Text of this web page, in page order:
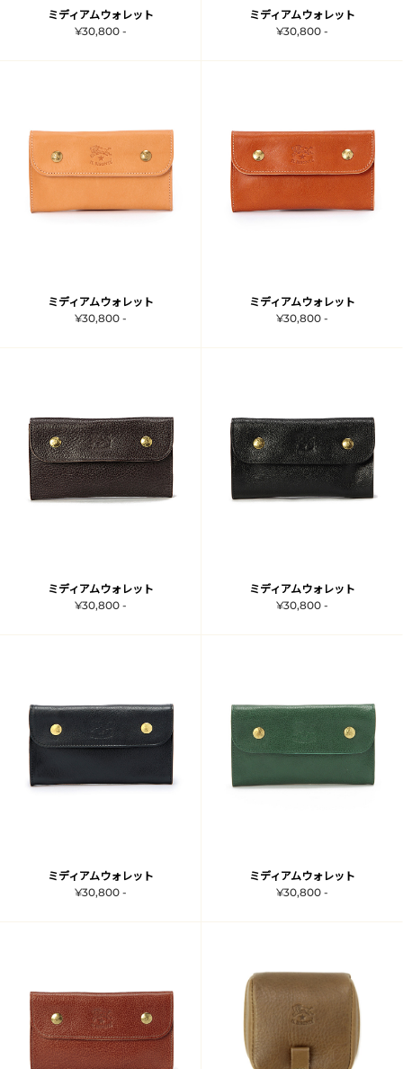
ミディアムウォレット
¥30,800 -
ミディアムウォレット
¥30,800 -
ミディアムウォレット
¥30,800 -
ミディアムウォレット
¥30,800 -
ミディアムウォレット
¥30,800 -
ミディアムウォレット
¥30,800 -
ミディアムウォレット
¥30,800 -
ミディアムウォレット
¥30,800 -